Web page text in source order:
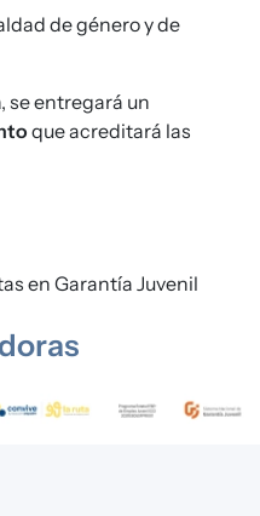
de género y de
se entregará un
que acreditará las
en Garantía Juvenil